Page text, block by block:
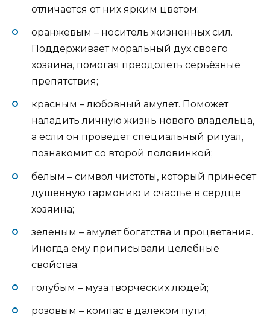
отличается от них ярким цветом:
оранжевым – носитель жизненных сил.
Поддерживает моральный дух своего
хозяина, помогая преодолеть серьёзные
препятствия;
красным – любовный амулет. Поможет
наладить личную жизнь нового владельца,
а если он проведёт специальный ритуал,
познакомит со второй половинкой;
белым – символ чистоты, который принесёт
душевную гармонию и счастье в сердце
хозяина;
зеленым – амулет богатства и процветания.
Иногда ему приписывали целебные
свойства;
голубым – муза творческих людей;
розовым – компас в далёком пути;